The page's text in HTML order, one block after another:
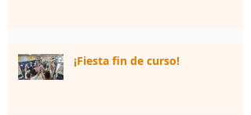
¡Fiesta fin de curso!